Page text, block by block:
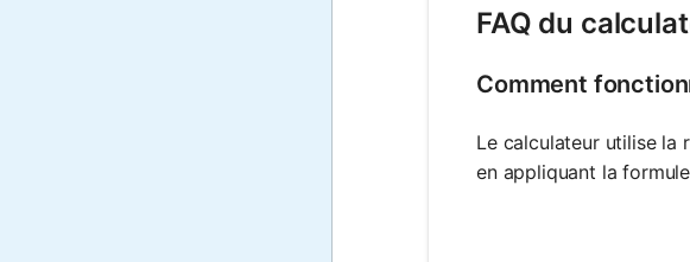
FAQ du
Comment
Le calculateur utilise la
en appliquant la